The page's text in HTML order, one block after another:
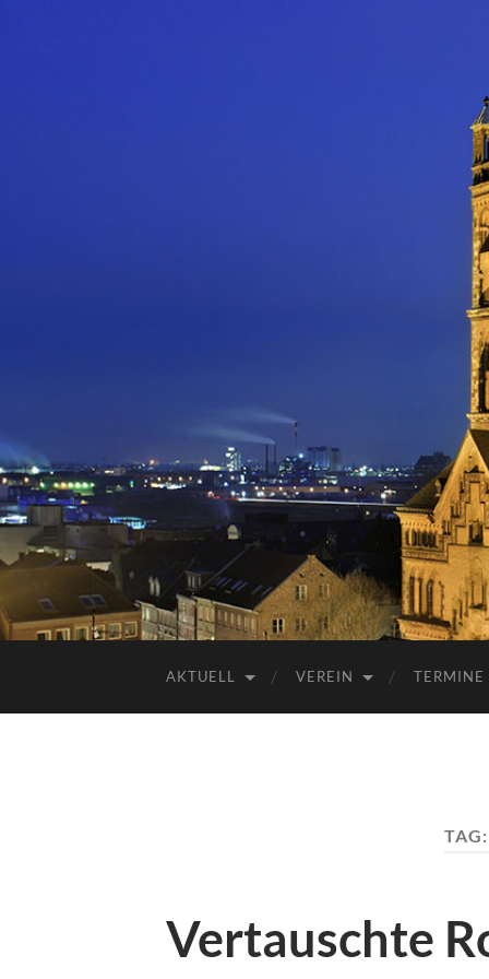
AKTUELL VEREIN TERMINE
TAG:
Vertauschte